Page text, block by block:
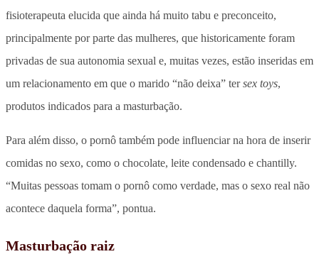
fisioterapeuta elucida que ainda há muito tabu e preconceito,
principalmente por parte das mulheres, que historicamente foram
privadas de sua autonomia sexual e, muitas vezes, estão inseridas em
um relacionamento em que o marido “não deixa” tersex toys,
produtos indicados para a masturbação.
Para além disso, o pornô também pode influenciar na hora de inserir
comidas no sexo, como o chocolate, leite condensado e chantilly.
“Muitas pessoas tomam o pornô como verdade, mas o sexo real não
acontece daquela forma”, pontua.
Masturbação raiz